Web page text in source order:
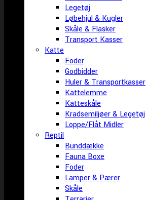
Legetøj
Løbehjul & Kugler
Skåle & Flasker
Transport Kasser
Katte
Foder
Godbidder
Huler & Transportkasser
Kattelemme
Katteskåle
Kradsemiljøer & Legetøj
Loppe/Flåt Midler
Reptil
Bunddække
Fauna Boxe
Foder
Lamper & Pærer
Skåle